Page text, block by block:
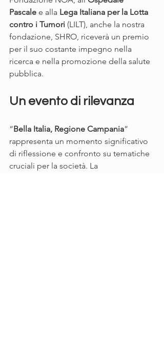
Pascale e alla Lega Italiana per la Lotta
contro i Tumori (LILT), anche la nostra
fondazione, SHRO, riceverà un premio
per il suo costante impegno nella
ricerca e nella promozione della salute
pubblica.
Un evento di rilevanza
“Bella Italia, Regione Campania”
rappresenta un momento significativo
di riflessione e confronto su tematiche
cruciali per la società. La